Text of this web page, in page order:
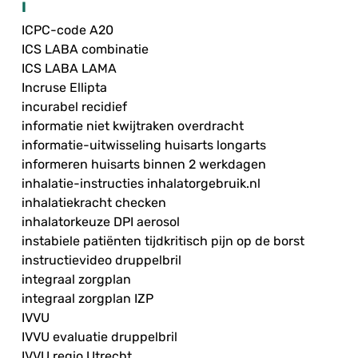
I
ICPC-code A20
ICS LABA combinatie
ICS LABA LAMA
Incruse Ellipta
incurabel recidief
informatie niet kwijtraken overdracht
informatie-uitwisseling huisarts longarts
informeren huisarts binnen 2 werkdagen
inhalatie-instructies inhalatorgebruik.nl
inhalatiekracht checken
inhalatorkeuze DPI aerosol
instabiele patiënten tijdkritisch pijn op de borst
instructievideo druppelbril
integraal zorgplan
integraal zorgplan IZP
IVVU
IVVU evaluatie druppelbril